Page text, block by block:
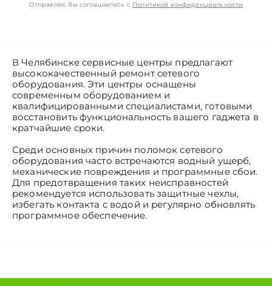
Отправляя, Вы соглашаетесь с Политикой конфиденциальности
В Челябинске сервисные центры предлагают
высококачественный ремонт сетевого
оборудования. Эти центры оснащены
современным оборудованием и
квалифицированными специалистами, готовыми
восстановить функциональность вашего гаджета в
кратчайшие сроки.
Среди основных причин поломок сетевого
оборудования часто встречаются водный ущерб,
механические повреждения и программные сбои.
Для предотвращения таких неисправностей
рекомендуется использовать защитные чехлы,
избегать контакта с водой и регулярно обновлять
программное обеспечение.